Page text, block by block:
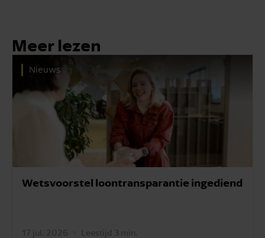
Meer lezen
Nieuws
Wetsvoorstel loontransparantie ingediend
17 jul. 2026 Leestijd 3 min.